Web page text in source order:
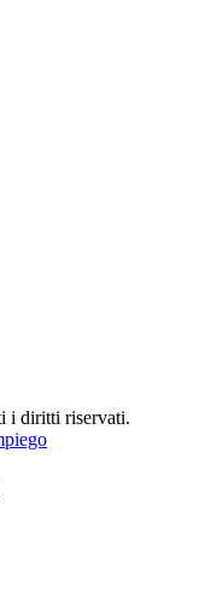
i diritti riservati.